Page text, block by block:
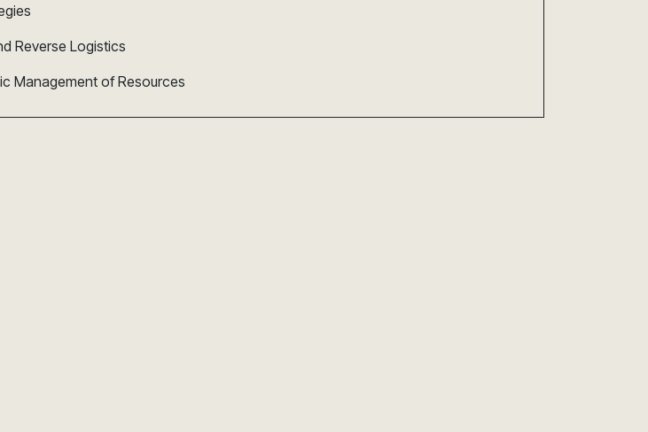
Reverse Logistics
Management of Resources